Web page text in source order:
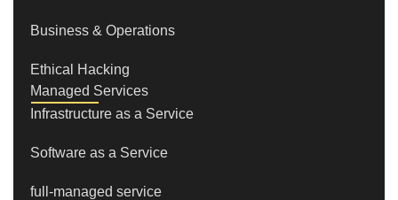
Business & Operations
Ethical Hacking
Managed Services
Infrastructure as a Service
Software as a Service
full-managed service